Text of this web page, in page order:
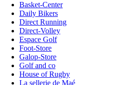
Basket-Center
Daily Bikers
Direct Running
Direct-Volley
Espace Golf
Foot-Store
Galop-Store
Golf and co
House of Rugby
La sellerie de Maé